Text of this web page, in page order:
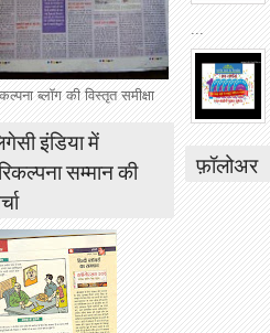
...
फ़ॉलोअर
ब्लॉग की विस्तृत समीक्षा
इंडिया में
सम्मान की